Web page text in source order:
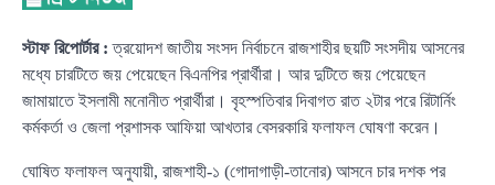
স্টাফ রিপোর্টার : ত্রয়োদশ জাতীয় সংসদ নির্বাচনে রাজশাহীর ছয়টি সংসদীয় আসনের
মধ্যে চারটিতে জয় পেয়েছেন বিএনপির প্রার্থীরা। আর দুটিতে জয় পেয়েছেন
জামায়াতে ইসলামী মনোনীত প্রার্থীরা। বৃহস্পতিবার দিবাগত রাত ২টার পরে রিটার্নিং
কর্মকর্তা ও জেলা প্রশাসক আফিয়া আখতার বেসরকারি ফলাফল ঘোষণা করেন।
ঘোষিত ফলাফল অনুযায়ী, রাজশাহী-১ (গোদাগাড়ী-তানোর) আসনে চার দশক পর